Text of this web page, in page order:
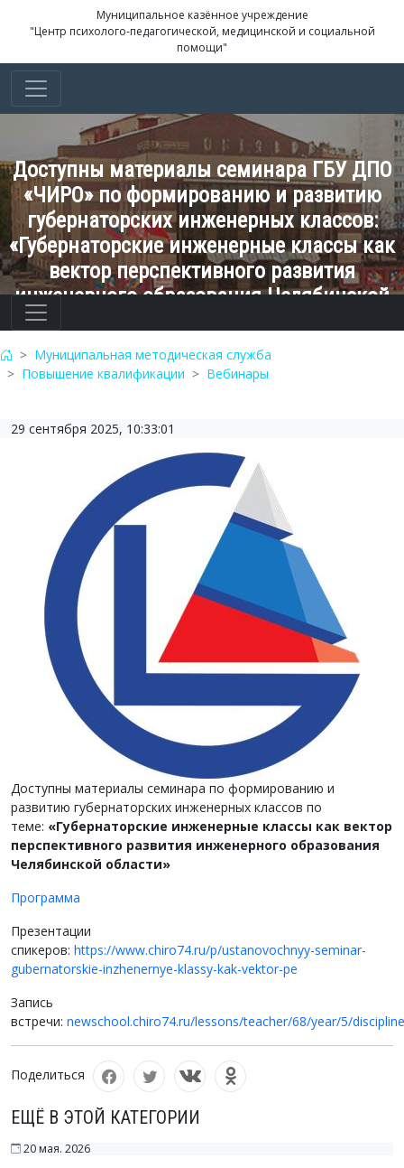
Муниципальное казённое учреждение
"Центр психолого-педагогической, медицинской и социальной
помощи"
Доступны материалы семинара ГБУ ДПО
«ЧИРО» по формированию и развитию
губернаторских инженерных классов:
«Губернаторские инженерные классы как
вектор перспективного развития
инженерного образования Челябинской
Муниципальная методическая служба
Повышение квалификации
Вебинары
29 сентября 2025, 10:33:01
ЕЩЁ В ЭТОЙ КАТЕГОРИИ
20 мая. 2026
Доступны материалы семинара по формированию и
развитию губернаторских инженерных классов по
теме: «Губернаторские инженерные классы как вектор
перспективного развития инженерного образования
Челябинской области»
Программа
Презентации
спикеров: https://www.chiro74.ru/p/ustanovochnyy-seminar-
gubernatorskie-inzhenernye-klassy-kak-vektor-pe
Запись
встречи: newschool.chiro74.ru/lessons/teacher/68/year/5/
Поделиться